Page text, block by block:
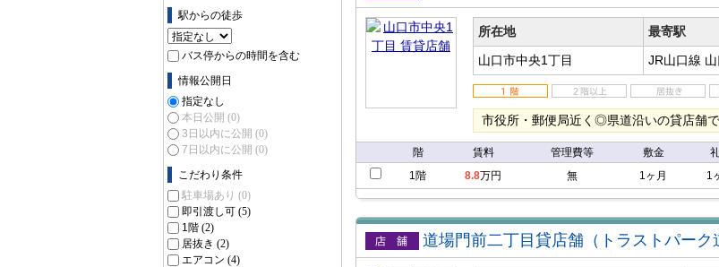
駅からの徒歩
バス停からの時間を含む
情報公開日
指定なし
本日公開 (0)
3日以内に公開 (0)
7日以内に公開 (0)
こだわり条件
駐車場あり (0)
即引渡し可 (5)
1階 (2)
居抜き (2)
エアコン (4)
賃貸店舗
所在地 最寄駅
山口市中央1丁目
JR山口線
市役所・郵便局近く◎県道沿いの貸店舗で
階 賃料 管理費等 敷金
1階
8.8万円 無 1ヶ月 1
賃貸店舗
道場門前二丁目貸店舗（トラストパーク